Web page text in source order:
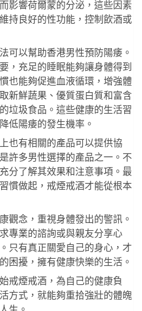
影響荷爾蒙的分泌，這些因素
持良好的性功能，控制飲酒或
可以幫助香港男性預防陽痿。
，充足的睡眠能夠讓身體得到
也能夠促進血液循環，增強體
新鮮蔬果、優質蛋白質和富含
垃圾食品。這些健康的生活習
低陽痿的發生機率。
也有相關的產品可以提供協
許多男性選擇的產品之一。不
分了解其效果和注意事項。最
慣做起，戒煙戒酒才能從根本
觀念，重視身體發出的警訊。
專業的諮詢或與親友分享心
只有真正關愛自己的身心，才
困擾，擁有健康快樂的生活。
戒煙戒酒，為自己的健康負
方式，就能夠重拾強壯的體魄